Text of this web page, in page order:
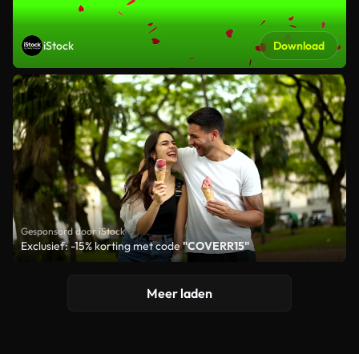
iStock Download
Gesponsord door iStock
Exclusief: -15% korting met code"COVERR15"
Meer laden